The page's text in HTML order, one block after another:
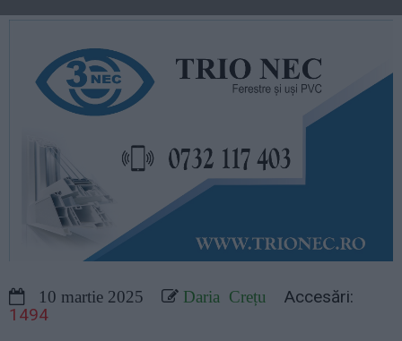
10 martie 2025 Daria Crețu
Accesări:
1494